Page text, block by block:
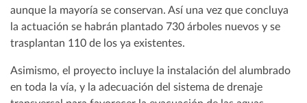
aunque la mayoría se conservan. Así una vez que concluya
la actuación se habrán plantado 730 árboles nuevos y se
trasplantan 110 de los ya existentes.
Asimismo, el proyecto incluye la instalación del alumbrado
en toda la vía, y la adecuación del sistema de drenaje